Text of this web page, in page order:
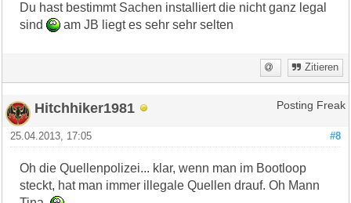
Du hast bestimmt Sachen installiert die nicht ganz legal
sind
am JB liegt es sehr sehr selten
Zitieren
Hitchhiker1981 Posting Freak
#8
25.04.2013, 17:05
Oh die Quellenpolizei... klar, wenn man im Bootloop
steckt, hat man immer illegale Quellen drauf. Oh Mann